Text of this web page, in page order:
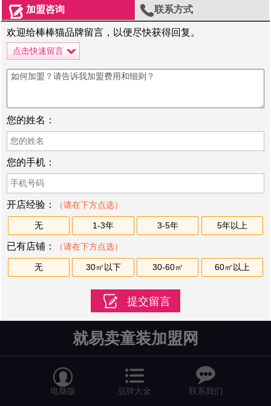
 加盟咨询 联系方式
欢迎给棒棒猫品牌留言，以便尽快获得回复。
点击快速留言
您的姓名：
您的手机：
开店经验： （请在下方点选）
无 1-3年 3-5年 5年以上
已有店铺： （请在下方点选）
无 30㎡以下 30-60㎡ 60㎡以上
就易卖童装加盟网

电脑版 品牌大全

联系我们